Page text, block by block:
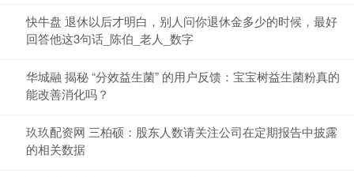
快牛盘 退休以后才明白，别人问你退休金多少的时候，最好
回答他这3句话_陈伯_老人_数字
华城融 揭秘 “分效益生菌” 的用户反馈：宝宝树益生菌粉真的
能改善消化吗？
玖玖配资网 三柏硕：股东人数请关注公司在定期报告中披露
的相关数据